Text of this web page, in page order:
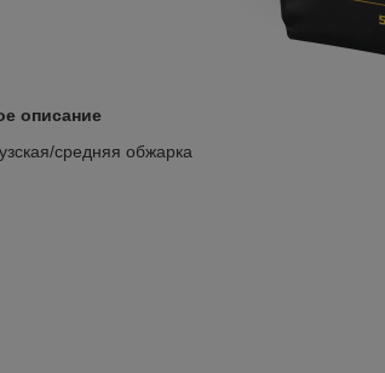
описание
средняя обжарка